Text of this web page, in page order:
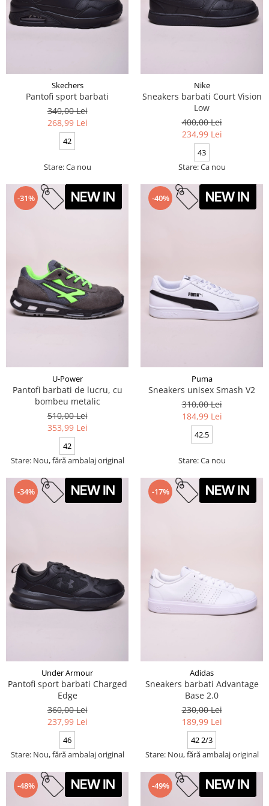
Skechers
Pantofi sport barbati
340,00 Lei
268,99 Lei
42
Stare: Ca nou
Nike
Sneakers barbati Court Vision
Low
400,00 Lei
234,99 Lei
43
Stare: Ca nou
-31%
U-Power
Pantofi barbati de lucru, cu
bombeu metalic
510,00 Lei
353,99 Lei
42
Stare: Nou, fără ambalaj original
-40%
Puma
Sneakers unisex Smash V2
310,00 Lei
184,99 Lei
42.5
Stare: Ca nou
-34%
Under Armour
Pantofi sport barbati Charged
Edge
360,00 Lei
237,99 Lei
46
Stare: Nou, fără ambalaj original
-17%
Adidas
Sneakers barbati Advantage
Base 2.0
230,00 Lei
189,99 Lei
42 2/3
Stare: Nou, fără ambalaj original
-48% -49%